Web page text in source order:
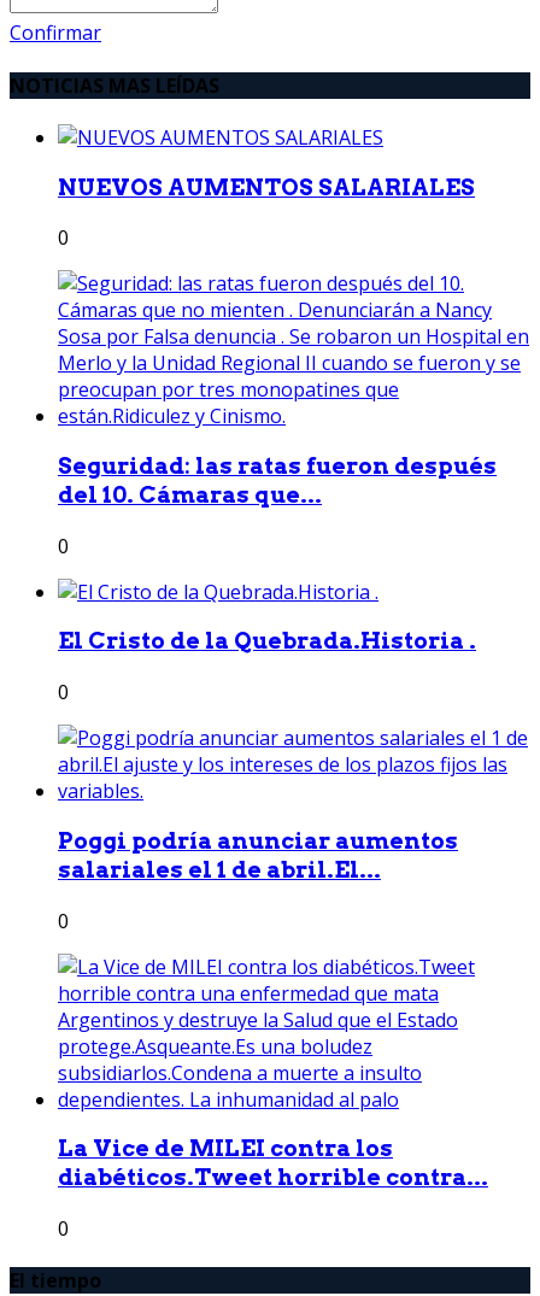
Confirmar
NOTICIAS MAS LEÍDAS
NUEVOS AUMENTOS SALARIALES
0
Seguridad: las ratas fueron después
del 10. Cámaras que...
0
El Cristo de la Quebrada.Historia .
0
Poggi podría anunciar aumentos
salariales el 1 de abril.El...
0
La Vice de MILEI contra los
diabéticos.Tweet horrible contra...
0
El tiempo